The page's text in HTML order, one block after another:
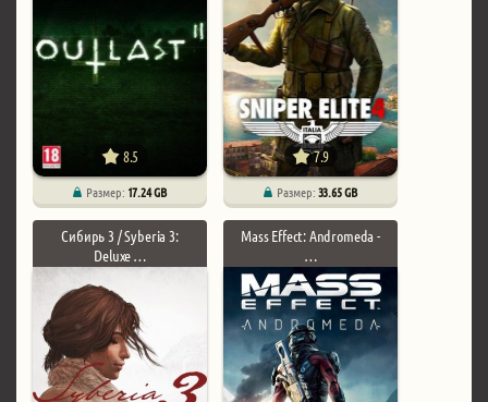
8.5
Размер: 17.24 GB
7.9
Размер:33.65 GB
Сибирь 3 / Syberia 3:
Deluxe …
Mass Effect: Andromeda -
…